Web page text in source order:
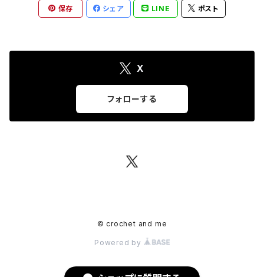
保存 シェア LINE ポスト
X
フォローする
© crochet and me
Powered by